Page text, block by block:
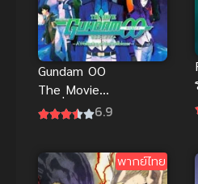
Gundam OO
The Movie
การตื่นของผู้6.9
พากย์ไทย